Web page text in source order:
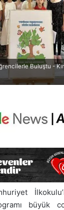
Buluştu -
büyük